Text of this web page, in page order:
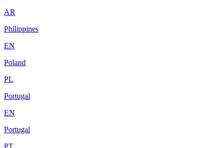
AR
Philippines
EN
Poland
PL
Portugal
EN
Portugal
PT